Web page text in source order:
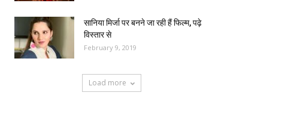
सानिया मिर्जा पर बनने जा रही हैं फिल्म, पढ़े
विस्तार से
February 9, 2019
Load more